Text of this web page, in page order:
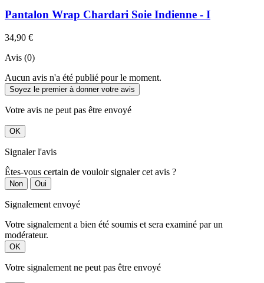
Pantalon Wrap Chardari Soie Indienne - I
34,90 €
Avis (0)
Aucun avis n'a été publié pour le moment.
Soyez le premier à donner votre avis
Votre avis ne peut pas être envoyé
OK
Signaler l'avis
Êtes-vous certain de vouloir signaler cet avis ?
Non Oui
Signalement envoyé
Votre signalement a bien été soumis et sera examiné par un
modérateur.
OK
Votre signalement ne peut pas être envoyé